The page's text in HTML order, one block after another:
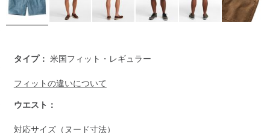
bottoms/g/P129251.html
タイプ： 米国フィット・レギュラー
フィットの違いについて
ウエスト：
対応サイズ（ヌード寸法）